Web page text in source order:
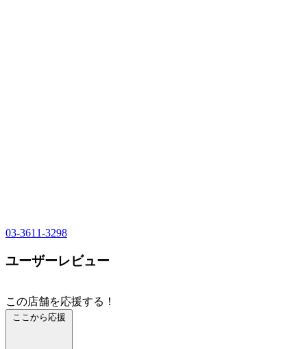
03-3611-3298
ユーザーレビュー
この店舗を応援する！
ここから応援